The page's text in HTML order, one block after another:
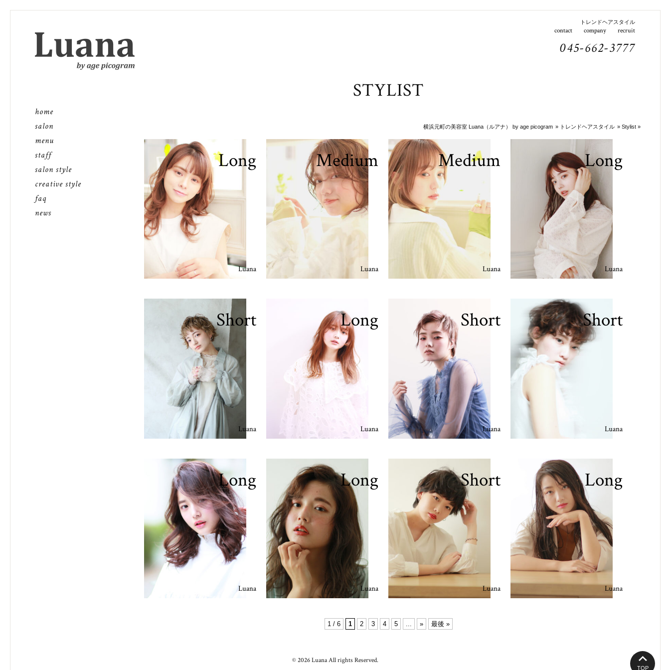
トレンドヘアスタイル
home
salon
menu
staff
salon style
creative style
faq
news
contact company recruit
045-662-3777
STYLIST
横浜元町の美容室 Luana（ルアナ） by age picogram » トレンドヘアスタイル »Stylist »
Long
Luana
Medium
Luana
Medium
Luana
Long
Luana
Short
Luana
Long
Luana
Short
Luana
Short
Luana
Long
Luana
Long
Luana
Short
Luana
Long
Luana
1 / 6 1 2 3 4 5 ... » 最後 »
TOP
© 2026 Luana All rights Reserved.